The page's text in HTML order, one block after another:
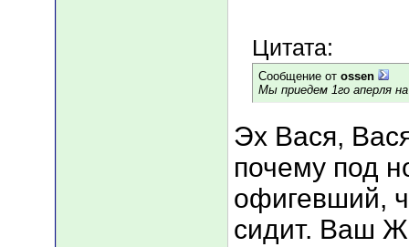
Цитата:
Сообщение от ossen
Мы приедем 1го аперля
Эх Вася,
почему под
офигевший,
сидит. Ваш